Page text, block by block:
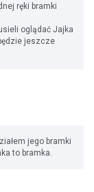
ręki bramki
oglądać Jajka
jeszcze
jego bramki
to bramka.